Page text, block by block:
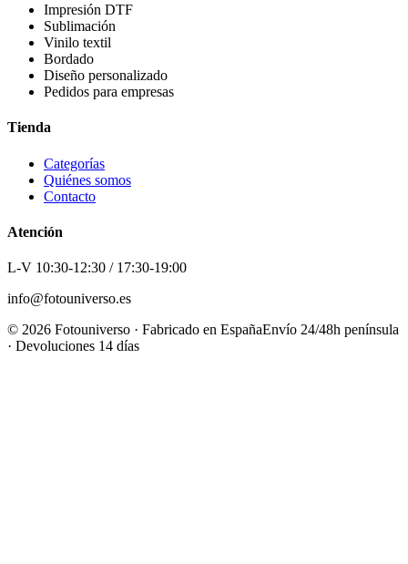
Impresión DTF
Sublimación
Vinilo textil
Bordado
Diseño personalizado
Pedidos para empresas
Tienda
Categorías
Quiénes somos
Contacto
Atención
L-V 10:30-12:30 / 17:30-19:00
info@fotouniverso.es
© 2026 Fotouniverso · Fabricado en EspañaEnvío 24/48h península
· Devoluciones 14 días